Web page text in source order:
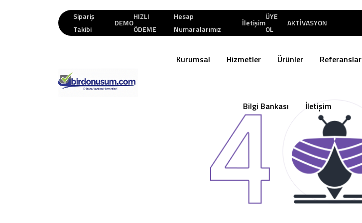
Sipariş
Takibi
DEMO
HIZLI
ÖDEME
Hesap
Numaralarımız
İletişim
ÜYE
OL
AKTİVASYON
Kurumsal Hizmetler Ürünler Referanslar
Bilgi Bankası İletişim